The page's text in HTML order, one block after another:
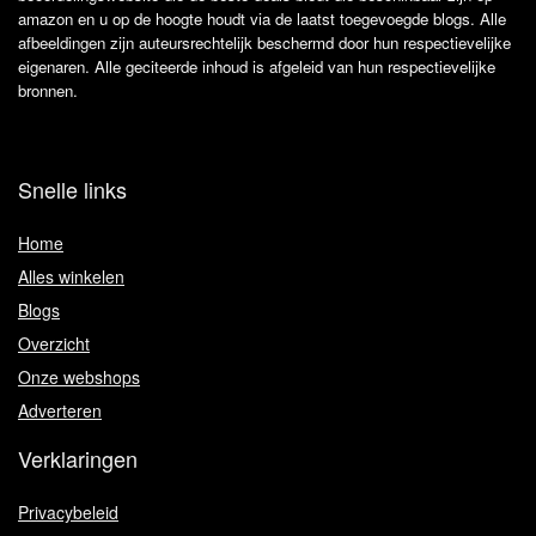
amazon en u op de hoogte houdt via de laatst toegevoegde blogs. Alle
afbeeldingen zijn auteursrechtelijk beschermd door hun respectievelijke
eigenaren. Alle geciteerde inhoud is afgeleid van hun respectievelijke
bronnen.
Snelle links
Home
Alles winkelen
Blogs
Overzicht
Onze webshops
Adverteren
Verklaringen
Privacybeleid